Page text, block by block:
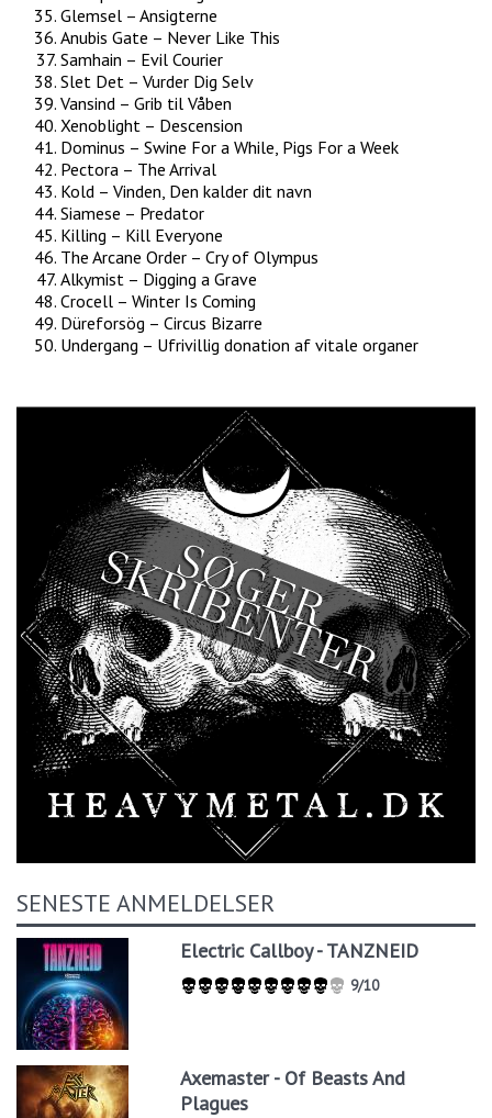
Glemsel – Ansigterne
Anubis Gate – Never Like This
Samhain – Evil Courier
Slet Det – Vurder Dig Selv
Vansind – Grib til Våben
Xenoblight – Descension
Dominus – Swine For a While, Pigs For a Week
Pectora – The Arrival
Kold – Vinden, Den kalder dit navn
Siamese – Predator
Killing – Kill Everyone
The Arcane Order – Cry of Olympus
Alkymist – Digging a Grave
Crocell – Winter Is Coming
Düreforsög – Circus Bizarre
Undergang – Ufrivillig donation af vitale organer
SENESTE ANMELDELSER
Electric Callboy - TANZNEID
9/10
Axemaster - Of Beasts And
Plagues